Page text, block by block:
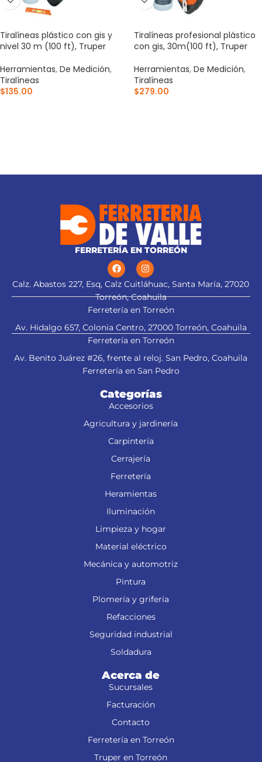
Tiralíneas plástico con gis y
nivel 30 m (100 ft), Truper
Herramientas, De Medición,
Tiralíneas
$135.00
Tiralíneas profesional plástico
con gis, 30m(100 ft), Truper
Herramientas, De Medición,
Tiralíneas
$279.00
FERRETERÍA EN TORREÓN
Calz. Abastos 227, Esq, Calz Cuitláhuac, Santa María, 27020
Torreón, Coahuila
Ferretería en Torreón
Av. Hidalgo 657, Colonia Centro, 27000 Torreón, Coahuila
Ferretería en Torreón
Av. Benito Juárez #26, frente al reloj. San Pedro, Coahuila
Ferretería en San Pedro
Categorías
Accesorios
Agricultura y jardinería
Carpintería
Cerrajería
Ferretería
Heramientas
Iluminación
Limpieza y hogar
Material eléctrico
Mecánica y automotriz
Pintura
Plomería y grifería
Refacciones
Seguridad industrial
Soldadura
Acerca de
Sucursales
Facturación
Contacto
Ferretería en Torreón
Truper en Torreón